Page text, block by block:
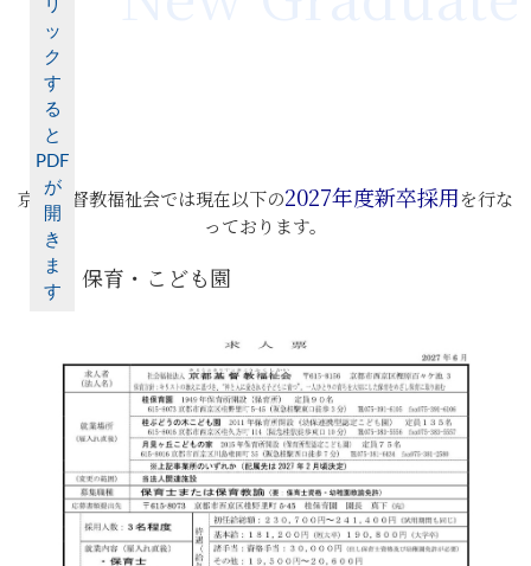
京都基督教福祉会では現在以下の2027年度新卒採用を行な
っております。
1 保育・こども園